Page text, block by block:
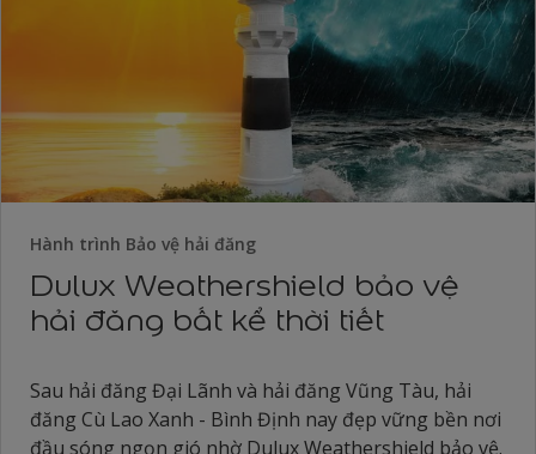
Hành trình Bảo vệ hải đăng
Dulux Weathershield bảo vệ
hải đăng bất kể thời tiết
Sau hải đăng Đại Lãnh và hải đăng Vũng Tàu, hải
đăng Cù Lao Xanh - Bình Định nay đẹp vững bền nơi
đầu sóng ngọn gió nhờ Dulux Weathershield bảo vệ.